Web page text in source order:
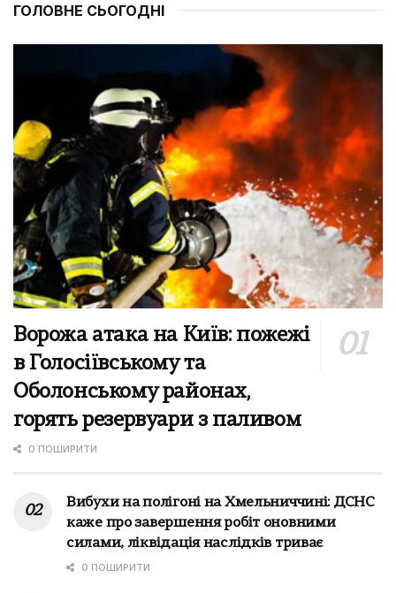
ГОЛОВНЕ СЬОГОДНІ
Ворожа атака на Київ: пожежі
в Голосіївському та
Оболонському районах,
горять резервуари з паливом
0 ПОШИРИТИ
Вибухи на полігоні на Хмельниччині: ДСНС
каже про завершення робіт оновними
силами, ліквідація наслідків триває
0 ПОШИРИТИ